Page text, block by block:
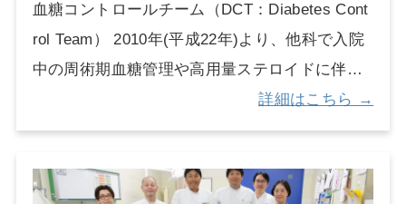
識を基盤により良い褥瘡治療やケアが提供でき
るよう積極的に多職種で意見交換しています。
褥瘡早期治癒を目指し、創傷被覆材や各種外用
薬の使用、陰圧閉鎖療法（ＮＰＷＴ療法）も取
り入れ褥瘡ケアを実践しています。 褥瘡保有の
ままで退院し外来通院されている患者さんも地
域と連携しながら、入院時から継続したケアを
血糖コントロールチーム（DCT：Diabetes Cont
rol Team） 2010年(平成22年)より、他科で入院
中の周術期血糖管理や高用量ステロイドに伴う
高血糖・血糖変動の大きいハイリスク者の血糖
管理を、当科を中心としたDCT(Diabetes Contro
で血糖コントロールの指示を行い、術後感染の
詳細はこちら →